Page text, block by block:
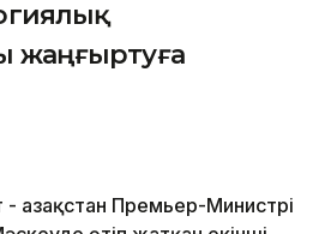
жаңғыртуға
Қазақстан Премьер-Министрі